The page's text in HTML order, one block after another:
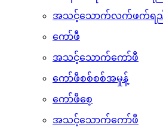
အာရှလက်ဖက်ရည်
အနောက်တိုင်းလက်ဖက်ရည်
အသင့်သောက်လက်ဖက်ရည်
ကော်ဖီ
အသင့်သောက်ကော်ဖီ
ကော်ဖီစစ်စစ်အမှုန့်